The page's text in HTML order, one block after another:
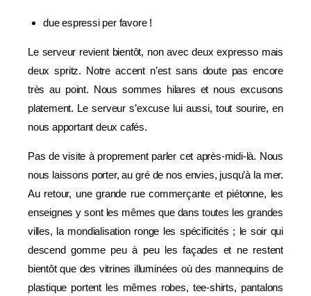
due espressi per favore !
Le serveur revient bientôt, non avec deux expresso mais
deux spritz. Notre accent n’est sans doute pas encore
très au point. Nous sommes hilares et nous excusons
platement. Le serveur s’excuse lui aussi, tout sourire, en
nous apportant deux cafés.
Pas de visite à proprement parler cet après-midi-là. Nous
nous laissons porter, au gré de nos envies, jusqu’à la mer.
Au retour, une grande rue commerçante et piétonne, les
enseignes y sont les mêmes que dans toutes les grandes
villes, la mondialisation ronge les spécificités ; le soir qui
descend gomme peu à peu les façades et ne restent
bientôt que des vitrines illuminées où des mannequins de
plastique portent les mêmes robes, tee-shirts, pantalons